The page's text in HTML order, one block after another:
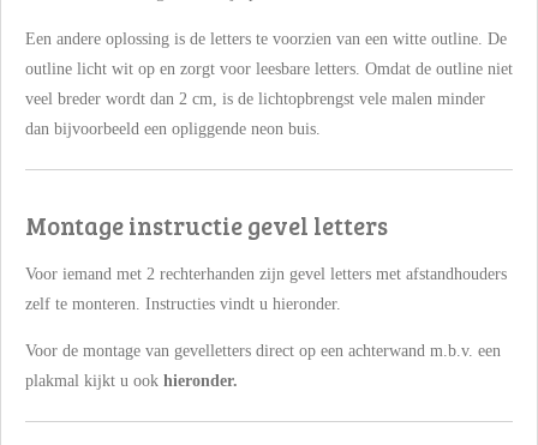
Een andere oplossing is de letters te voorzien van een witte outline. De
outline licht wit op en zorgt voor leesbare letters. Omdat de outline niet
veel breder wordt dan 2 cm, is de lichtopbrengst vele malen minder
dan bijvoorbeeld een opliggende neon buis.
Montage instructie gevel letters
Voor iemand met 2 rechterhanden zijn gevel letters met afstandhouders
zelf te monteren. Instructies vindt u hieronder.
Voor de montage van gevelletters direct op een achterwand m.b.v. een
plakmal kijkt u ook hieronder.